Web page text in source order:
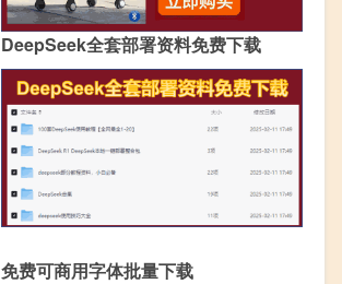
DeepSeek全套部署资料免费下载
免费可商用字体批量下载